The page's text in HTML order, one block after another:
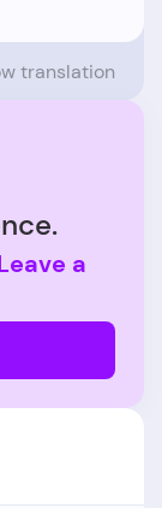
translation
a